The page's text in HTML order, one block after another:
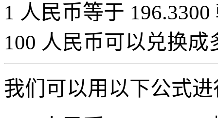
1 人民币等于
100 人民币可以兑换成
我们可以用以下公式